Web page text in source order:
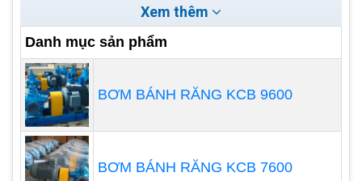
Xem thêm
Danh mục sản phẩm
BƠM BÁNH RĂNG KCB 9600
BƠM BÁNH RĂNG KCB 7600